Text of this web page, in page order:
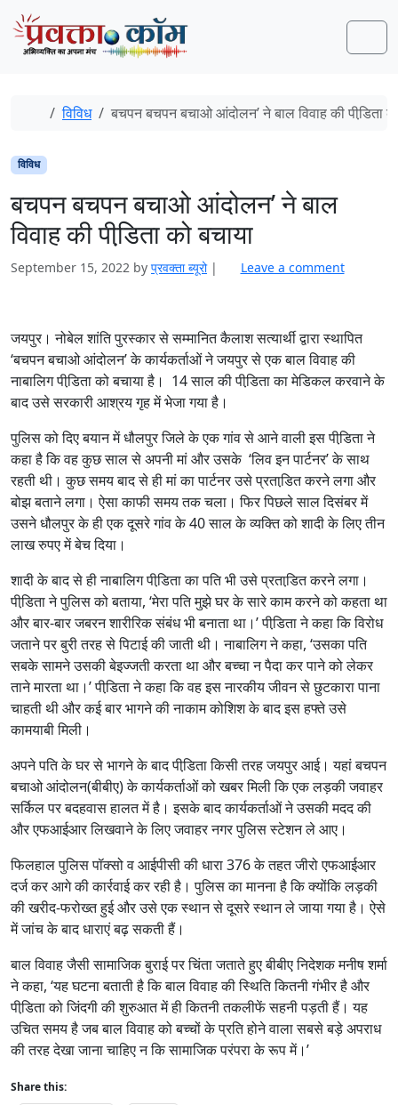
Skip to content
Skip to footer
Home
विविध बचपन बचपन बचाओ आंदोलन’ ने बाल विवाह की पीडि़ता
विविध
बचपन बचपन बचाओ आंदोलन’ ने बाल
विवाह की पीडि़ता को बचाया
September 15, 2022 by प्रवक्‍ता ब्यूरो | Leave a comment
जयपुर। नोबेल शांति पुरस्‍कार से सम्‍मानित कैलाश सत्‍यार्थी द्वारा स्‍थापित
‘बचपन बचाओ आंदोलन’ के कार्यकर्ताओं ने जयपुर से एक बाल विवाह की
नाबालिग पीडि़ता को बचाया है। 14 साल की पीडि़ता का मेडिकल करवाने के
बाद उसे सरकारी आश्रय गृह में भेजा गया है।
पुलिस को दिए बयान में धौलपुर जिले के एक गांव से आने वाली इस पीडि़ता ने
कहा है कि वह कुछ साल से अपनी मां और उसके ‘लिव इन पार्टनर’ के साथ
रहती थी। कुछ समय बाद से ही मां का पार्टनर उसे प्रताडि़त करने लगा और
बोझ बताने लगा। ऐसा काफी समय तक चला। फिर पिछले साल दिसंबर में
उसने धौलपुर के ही एक दूसरे गांव के 40 साल के व्‍यक्ति को शादी के लिए तीन
लाख रुपए में बेच दिया।
शादी के बाद से ही नाबालिग पीडि़ता का पति भी उसे प्रताडि़त करने लगा।
पीडि़ता ने पुलिस को बताया, ‘मेरा पति मुझे घर के सारे काम करने को कहता था
और बार-बार जबरन शारीरिक संबंध भी बनाता था।’ पीडि़ता ने कहा कि विरोध
जताने पर बुरी तरह से पिटाई की जाती थी। नाबालिग ने कहा, ‘उसका पति
सबके सामने उसकी बेइज्‍जती करता था और बच्‍चा न पैदा कर पाने को लेकर
ताने मारता था।’ पीडि़ता ने कहा कि वह इस नारकीय जीवन से छुटकारा पाना
चाहती थी और कई बार भागने की नाकाम कोशिश के बाद इस हफ्ते उसे
कामयाबी मिली।
अपने पति के घर से भागने के बाद पीडि़ता किसी तरह जयपुर आई। यहां बचपन
बचाओ आंदोलन(बीबीए) के कार्यकर्ताओं को खबर मिली कि एक लड़की जवाहर
सर्किल पर बदहवास हालत में है। इसके बाद कार्यकर्ताओं ने उसकी मदद की
और एफआईआर लिखवाने के लिए जवाहर नगर पुलिस स्‍टेशन ले आए।
फिलहाल पुलिस पॉक्‍सो व आईपीसी की धारा 376 के तहत जीरो एफआईआर
दर्ज कर आगे की कार्रवाई कर रही है। पुलिस का मानना है कि क्‍योंकि लड़की
की खरीद-फरोख्‍त हुई और उसे एक स्‍थान से दूसरे स्‍थान ले जाया गया है। ऐसे
में जांच के बाद धाराएं बढ़ सकती हैं।
बाल विवाह जैसी सामाजिक बुराई पर चिंता जताते हुए बीबीए निदेशक मनीष शर्मा
ने कहा, ‘यह घटना बताती है कि बाल विवाह की स्थिति कितनी गंभीर है और
पीडि़ता को जिंदगी की शुरुआत में ही कितनी तकलीफें सहनी पड़ती हैं। यह
उचित समय है जब बाल विवाह को बच्‍चों के प्रति होने वाला सबसे बड़े अपराध
की तरह देखा जाना चाहिए न कि सामाजिक परंपरा के रूप में।’
Share this: